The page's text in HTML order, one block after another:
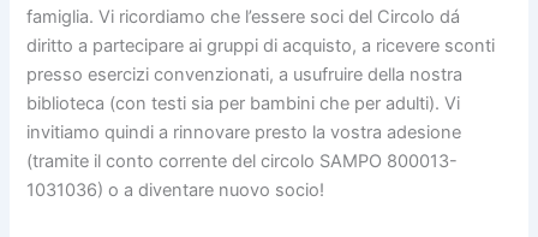
famiglia. Vi ricordiamo che l’essere soci del Circolo dá
diritto a partecipare ai gruppi di acquisto, a ricevere sconti
presso esercizi convenzionati, a usufruire della nostra
biblioteca (con testi sia per bambini che per adulti). Vi
invitiamo quindi a rinnovare presto la vostra adesione
(tramite il conto corrente del circolo SAMPO 800013-
1031036) o a diventare nuovo socio!